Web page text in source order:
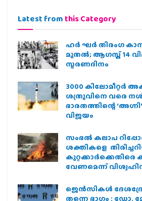
Latest from this Category
ഹര്‍ ഘര്‍ തിരംഗ
മുതല്‍; ആഗസ്ത് 14
സ്മരണദിനം
3000 കിലോമീറ്റർ
ശത്രുവിനെ വരെ
ഭാരതത്തിന്റെ
വിജയം
സംഭൽ കലാപ
ശക്തികളെ
കുറ്റക്കാർക്കെതിരെ
വേണമെന്ന്
ജെന്‍സികള്‍
തന്നെ ഭാഗം : ഡോ.